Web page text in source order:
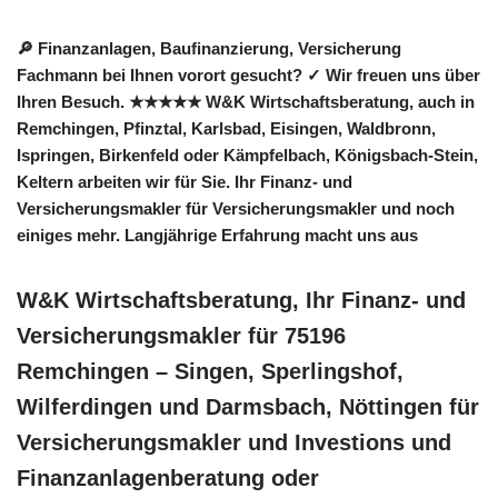
🔎 Finanzanlagen, Baufinanzierung, Versicherung
Fachmann bei Ihnen vorort gesucht? ✓ Wir freuen uns über
Ihren Besuch. ★★★★★ W&K Wirtschaftsberatung, auch in
Remchingen, Pfinztal, Karlsbad, Eisingen, Waldbronn,
Ispringen, Birkenfeld oder Kämpfelbach, Königsbach-Stein,
Keltern arbeiten wir für Sie. Ihr Finanz- und
Versicherungsmakler für Versicherungsmakler und noch
einiges mehr. Langjährige Erfahrung macht uns aus
W&K Wirtschaftsberatung, Ihr Finanz- und
Versicherungsmakler für 75196
Remchingen – Singen, Sperlingshof,
Wilferdingen und Darmsbach, Nöttingen für
Versicherungsmakler und Investions und
Finanzanlagenberatung oder